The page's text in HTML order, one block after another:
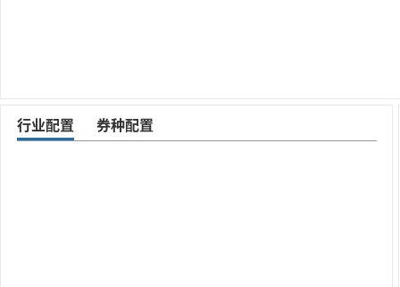
行业配置 券种配置